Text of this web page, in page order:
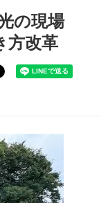
の現場
方改革